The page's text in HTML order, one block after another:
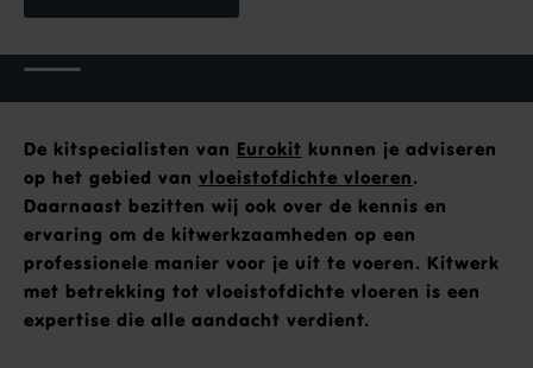
De kitspecialisten van Eurokit kunnen je adviseren
op het gebied van vloeistofdichte vloeren.
Daarnaast bezitten wij ook over de kennis en
ervaring om de kitwerkzaamheden op een
professionele manier voor je uit te voeren. Kitwerk
met betrekking tot vloeistofdichte vloeren is een
expertise die alle aandacht verdient.